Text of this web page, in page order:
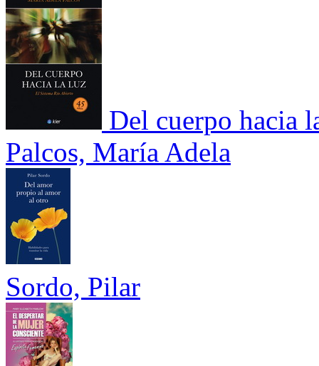
Del cuerpo hacia
Palcos, María Adela
Sordo, Pilar